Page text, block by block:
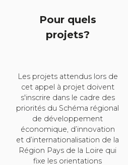
Pour quels
projets?
Les projets attendus lors de
cet appel à projet doivent
s'inscrire dans le cadre des
priorités du Schéma régional
de développement
économique, d’innovation
et d’internationalisation de la
Région Pays de la Loire qui
fixe les orientations